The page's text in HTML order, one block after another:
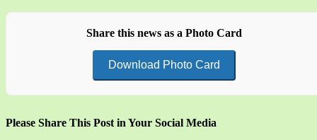
Share this news as a Photo Card
Download Photo Card
Please Share This Post in Your Social Media